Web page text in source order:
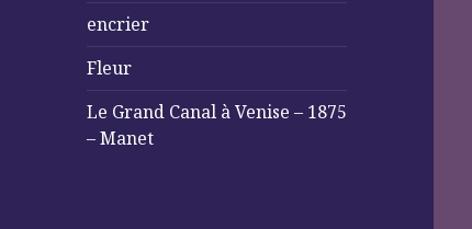
encrier
Fleur
Le Grand Canal à Venise – 1875
– Manet